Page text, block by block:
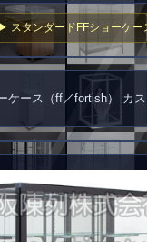
▶ スタンダードFFショーケー
ケース（ff／fortish） カ